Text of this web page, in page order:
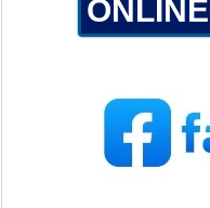
ONLINE